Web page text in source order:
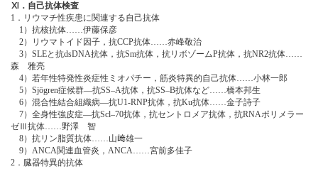
Ⅺ．自己抗体検査
1．リウマチ性疾患に関連する自己抗体
1）抗核抗体……伊藤保彦
2）リウマトイド因子，抗CCP抗体……赤峰敬治
3）SLEと抗dsDNA抗体，抗Sm抗体，抗リボゾームP抗体，抗NR2抗体……
森 雅亮
4）若年性特発性炎症性ミオパチー，筋炎特異的自己抗体……小林一郎
5）Sjögren症候群―抗SS‒A抗体，抗SS‒B抗体など……橋本邦生
6）混合性結合組織病―抗U1-RNP抗体，抗Ku抗体……金子詩子
7）全身性強皮症―抗Scl‒70抗体，抗セントロメア抗体，抗RNAポリメラー
ゼⅢ抗体……野澤 智
8）抗リン脂質抗体……山﨑雄一
9）ANCA関連血管炎，ANCA……宮前多佳子
2．臓器特異的抗体